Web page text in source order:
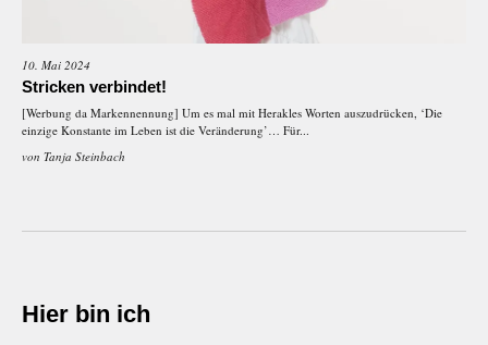
10. Mai 2024
Stricken verbindet!
[Werbung da Markennennung] Um es mal mit Herakles Worten auszudrücken, ‘Die
einzige Konstante im Leben ist die Veränderung’… Für...
von Tanja Steinbach
Hier bin ich